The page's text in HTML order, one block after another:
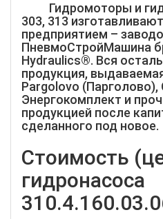
Гидромоторы и
303, 313
предприятием –
ПневмоСтройМашина
Hydraulics®. Вся
продукция,
Pargolovo (Парголово),
Энергокомплект и
продукцией после
сделанного под новое.
Стоимость
гидронасоса